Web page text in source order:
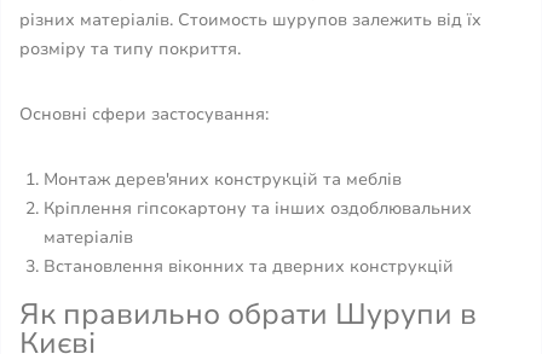
різних матеріалів. Стоимость шурупов залежить від їх
розміру та типу покриття.
Основні сфери застосування:
Монтаж дерев'яних конструкцій та меблів
Кріплення гіпсокартону та інших оздоблювальних
матеріалів
Встановлення віконних та дверних конструкцій
Як правильно обрати Шурупи в
Києві